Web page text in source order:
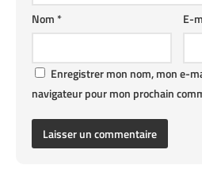
E-
Nom*
Enregistrer mon nom, mon e-
navigateur pour mon prochain